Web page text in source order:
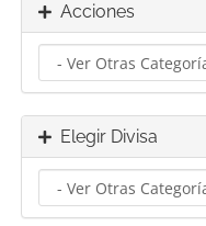
Acciones
Elegir Divisa